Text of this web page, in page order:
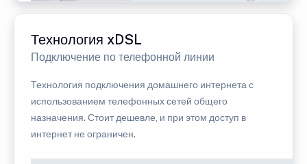
Технология xDSL
Подключение по телефонной линии
Технология подключения домашнего интернета с
использованием телефонных сетей общего
назначения. Стоит дешевле, и при этом доступ в
интернет не ограничен.